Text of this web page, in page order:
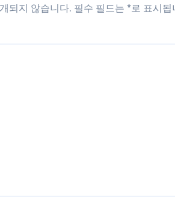
되지 않습니다. 필수 필드는 *로 표시됩